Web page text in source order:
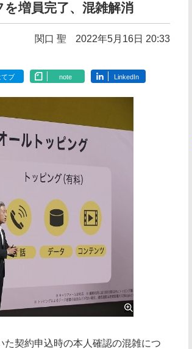
を増員完了、混雑解消
関口 聖 2022年5月16日 20:33
てブ note LinkedIn
契約申込時の本人確認の混雑につ